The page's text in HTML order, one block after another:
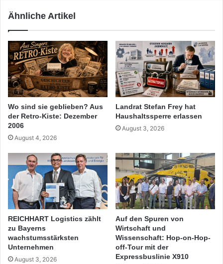
Ähnliche Artikel
Wo sind sie geblieben? Aus
der Retro-Kiste: Dezember
2006
August 4, 2026
Landrat Stefan Frey hat
Haushaltssperre erlassen
August 3, 2026
REICHHART Logistics zählt
zu Bayerns
wachstumsstärksten
Unternehmen
August 3, 2026
Auf den Spuren von
Wirtschaft und
Wissenschaft: Hop-on-Hop-
off-Tour mit der
Expressbuslinie X910